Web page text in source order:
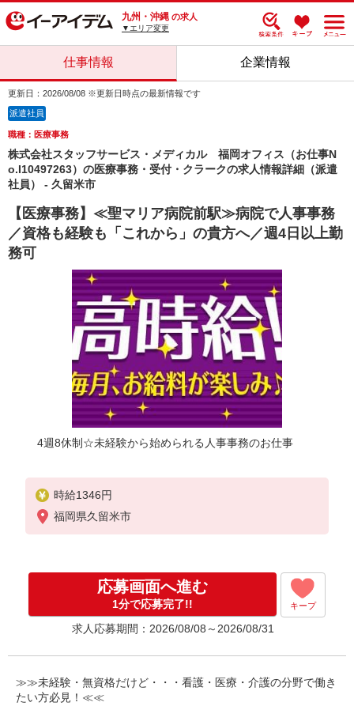
九州・沖縄 の求人
▼エリア変更
仕事情報 企業情報
更新日：2026/08/08 ※更新日時点の最新情報です
派遣社員
職種：医療事務
株式会社スタッフサービス・メディカル 福岡オフィス（お仕事N
o.I10497263）の医療事務・受付・クラークの求人情報詳細（派遣
社員） - 久留米市
【医療事務】≪聖マリア病院前駅≫病院で人事事務
／資格も経験も「これから」の貴方へ／週4日以上勤
務可
4週8休制☆未経験から始められる人事事務のお仕事
時給1346円
福岡県久留米市
応募画面へ進む
1分で応募完了!! キープ
求人応募期間：2026/08/08～2026/08/31
≫≫未経験・無資格だけど・・・看護・医療・介護の分野で働き
たい方必見！≪≪